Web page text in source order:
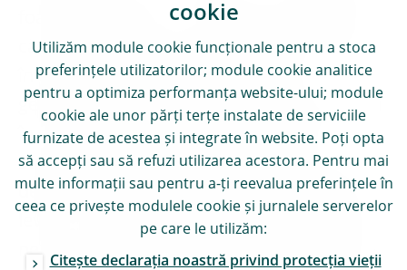
foarte important, nu în ultimul rând pentru
că implementează standardele de la Basel
în dreptul european. Deși evaluarea
generală este pozitivă, există unele domenii
în care legislația propusă deviază de la
standardele internaționale. Este cazul unor
detalii tehnice ale indicatorului efectului de
levier, ale indicatorului de finanțare stabilă
netă și ale noilor norme privind portofoliile
cookie
Utilizăm module cookiefuncționale pentru a stoca
preferințele utilizatorilor; module cookieanalitice
pentru a optimiza performanța website-ului; module
cookie ale unor părți terțe instalate de serviciile
furnizate de acestea și integrate în website. Poți opta
să accepți sau să refuzi utilizarea acestora. Pentru mai
multe informații sau pentru a-ți reevalua preferințele în
ceea ce privește modulele cookieși jurnalele serverelor
pe care le utilizăm:
Citește declarația noastră privind protecția vieții